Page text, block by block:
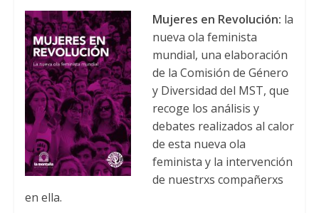
Mujeres en Revolución: la
nueva ola feminista
mundial, una elaboración
de la Comisión de Género
y Diversidad del MST, que
recoge los análisis y
debates realizados al calor
de esta nueva ola
feminista y la intervención
de nuestrxs compañerxs
en ella.